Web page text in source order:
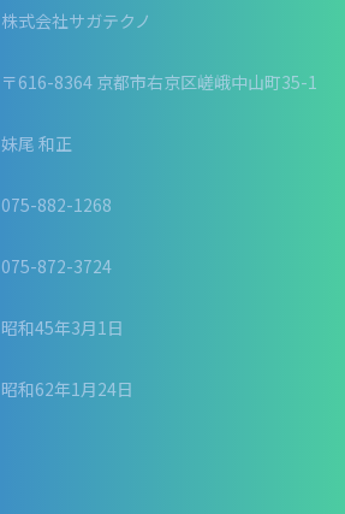
株式会社サガテクノ
〒616-8364 京都市右京区嵯峨中山町35-1
妹尾 和正
075-882-1268
075-872-3724
昭和45年3月1日
昭和62年1月24日